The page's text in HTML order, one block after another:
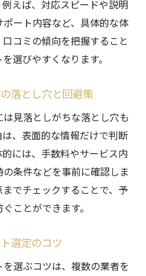
えば、対応スピードや説明
ート内容など、具体的な体
コミの傾向を把握すること
選びやすくなります。
落とし穴と回避策
見落としがちな落とし穴も
、表面的な情報だけで判断
には、手数料やサービス内
条件などを事前に確認しま
でチェックすることで、予
ことができます。
選定のコツ
選ぶコツは、複数の業者を